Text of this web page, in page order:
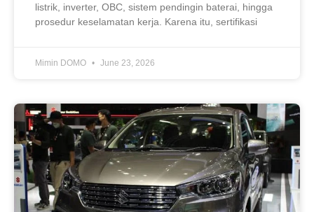
listrik, inverter, OBC, sistem pendingin baterai, hingga
prosedur keselamatan kerja. Karena itu, sertifikasi
Mimin DOMO June 23, 2026